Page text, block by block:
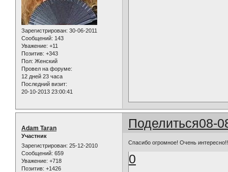
Зарегистрирован: 30-06-2011
Сообщений: 143
Уважение: +11
Позитив: +343
Пол: Женский
Провел на форуме:
12 дней 23 часа
Последний визит:
20-10-2013 23:00:41
Поделиться08-
Adam Taran
Участник
Зарегистрирован: 25-12-2010
Сообщений: 659
Уважение: +718
Позитив: +1426
Спасибо огромное! Очень
0